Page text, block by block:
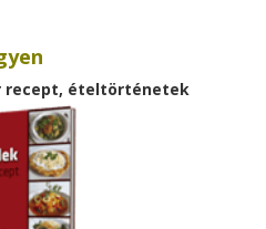
recept, ételtörténetek